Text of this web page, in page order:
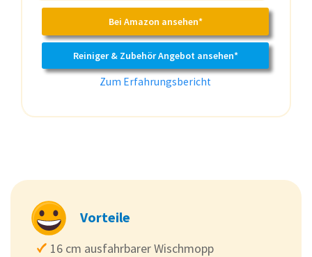
Bei Amazon ansehen*
Reiniger & Zubehör Angebot ansehen*
Zum Erfahrungsbericht
Vorteile
16 cm ausfahrbarer Wischmopp